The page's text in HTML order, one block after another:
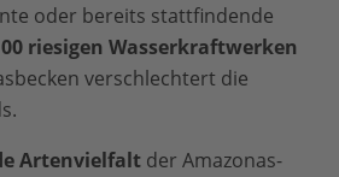
oder bereits stattfindende
riesigen Wasserkraftwerken
verschlechtert die
Artenvielfalt der Amazonas-